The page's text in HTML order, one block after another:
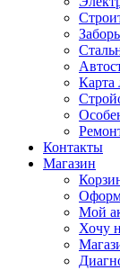
Карта
Контакты
Магазин
Мой
Хочу